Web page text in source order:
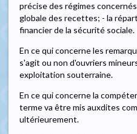
précise des régimes
globale des recettes; - la
financier de la sécurité sociale.
En ce qui concerne les
s'agit ou non d'ouvriers
exploitation souterraine.
En ce qui concerne la
terme va être mis auxdites
ultérieurement.